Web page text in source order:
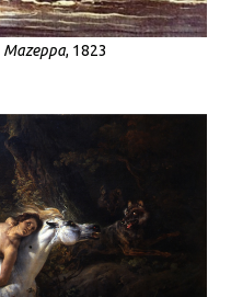
Mazeppa, 1823